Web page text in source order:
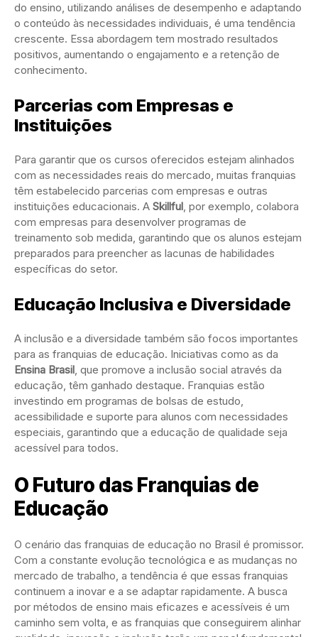
do ensino, utilizando análises de desempenho e adaptando
o conteúdo às necessidades individuais, é uma tendência
crescente. Essa abordagem tem mostrado resultados
positivos, aumentando o engajamento e a retenção de
conhecimento.
Parcerias com Empresas e
Instituições
Para garantir que os cursos oferecidos estejam alinhados
com as necessidades reais do mercado, muitas franquias
têm estabelecido parcerias com empresas e outras
instituições educacionais. A Skillful, por exemplo, colabora
com empresas para desenvolver programas de
treinamento sob medida, garantindo que os alunos estejam
preparados para preencher as lacunas de habilidades
específicas do setor.
Educação Inclusiva e Diversidade
A inclusão e a diversidade também são focos importantes
para as franquias de educação. Iniciativas como as da
Ensina Brasil, que promove a inclusão social através da
educação, têm ganhado destaque. Franquias estão
investindo em programas de bolsas de estudo,
acessibilidade e suporte para alunos com necessidades
especiais, garantindo que a educação de qualidade seja
acessível para todos.
O Futuro das Franquias de
Educação
O cenário das franquias de educação no Brasil é promissor.
Com a constante evolução tecnológica e as mudanças no
mercado de trabalho, a tendência é que essas franquias
continuem a inovar e a se adaptar rapidamente. A busca
por métodos de ensino mais eficazes e acessíveis é um
caminho sem volta, e as franquias que conseguirem alinhar